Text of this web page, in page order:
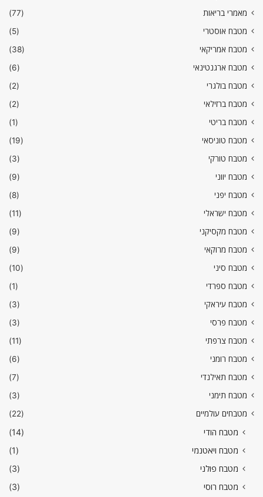
מאמרי בריאות
(77)
מטבח אוסטרי
(5)
מטבח אמריקאי
(38)
מטבח ארגנטינאי
(6)
מטבח בולגרי
(2)
מטבח ברזילאי
(2)
מטבח בריטי
(1)
מטבח טוניסאי
(19)
מטבח טורקי
(3)
מטבח יווני
(9)
מטבח יפני
(8)
מטבח ישראלי
(11)
מטבח מקסיקני
(9)
מטבח מרוקאי
(9)
מטבח סיני
(10)
מטבח ספרדי
(1)
מטבח עיראקי
(3)
מטבח פרסי
(3)
מטבח צרפתי
(11)
מטבח רומני
(6)
מטבח תאילנדי
(7)
מטבח תימני
(3)
מטבחים עולמיים
(22)
מטבח הודי
(14)
מטבח ויאטנמי
(1)
מטבח פולני
(3)
מטבח רוסי
(3)